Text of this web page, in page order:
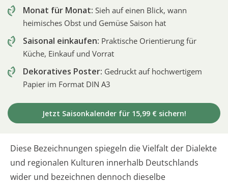
Monat für Monat: Sieh auf einen Blick, wann
heimisches Obst und Gemüse Saison hat
Saisonal einkaufen: Praktische Orientierung für
Küche, Einkauf und Vorrat
Dekoratives Poster: Gedruckt auf hochwertigem
Papier im Format DIN A3
Jetzt Saisonkalender für 15,99 € sichern!
Diese Bezeichnungen spiegeln die Vielfalt der Dialekte
und regionalen Kulturen innerhalb Deutschlands
wider und bezeichnen dennoch dieselbe